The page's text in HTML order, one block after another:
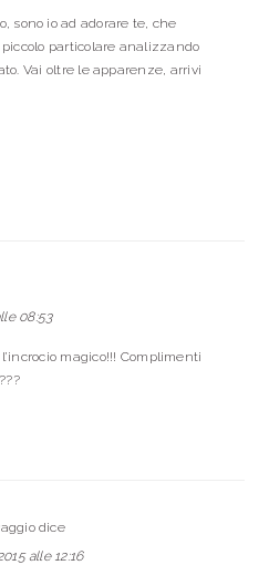
sono io ad adorare te, che
particolare analizzando
Vai oltre le apparenze, arrivi
08:53
magico!!! Complimenti
dice
alle 12:16